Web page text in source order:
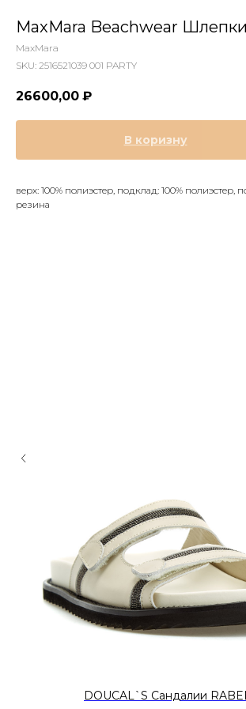
MaxMara Beachwear Шлепки
MaxMara
SKU: 2516521039 001 PARTY
26600,00 ₽
В коризну
верх: 100% полиэстер, подклад: 100% полиэстер,
резина
DOUCAL`S Сандалии